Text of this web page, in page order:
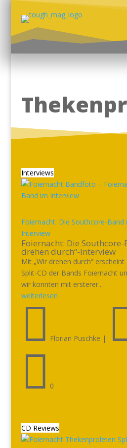
Interviews
Foiernacht: Die Southcore-Band
Interview
Foiernacht: Die
drehen durch“-Interview
Mit „Wir drehen durch“
Split-CD der Bands Foiernacht
wir konnten mit ersterer...
weiterlesen
 Florian Puschke |
 0
CD Reviews